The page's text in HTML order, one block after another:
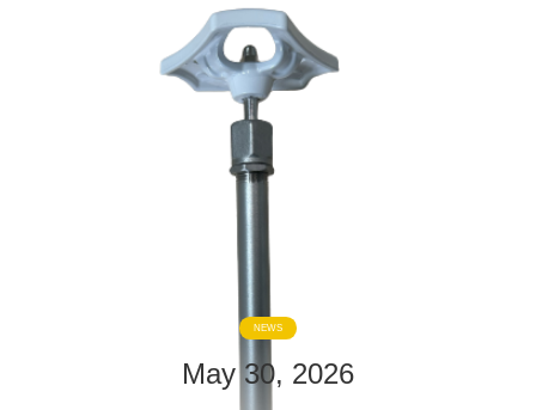
NEWS
May 30, 2026